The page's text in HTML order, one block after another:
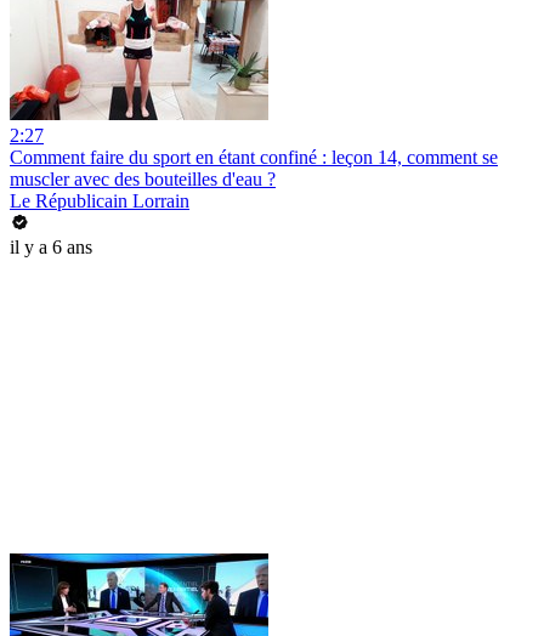
2:27
Comment faire du sport en étant confiné : leçon 14, comment se
muscler avec des bouteilles d'eau ?
Le Républicain Lorrain
il y a 6 ans